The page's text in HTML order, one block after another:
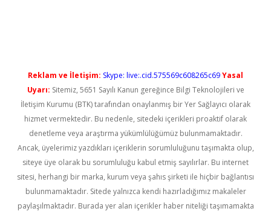
Reklam ve İletişim: Skype: live:.cid.575569c608265c69Yasal
Uyarı: Sitemiz, 5651 Sayılı Kanun gereğince Bilgi Teknolojileri ve
İletişim Kurumu (BTK) tarafından onaylanmış bir Yer Sağlayıcı olarak
hizmet vermektedir. Bu nedenle, sitedeki içerikleri proaktif olarak
denetleme veya araştırma yükümlülüğümüz bulunmamaktadır.
Ancak, üyelerimiz yazdıkları içeriklerin sorumluluğunu taşımakta olup,
siteye üye olarak bu sorumluluğu kabul etmiş sayılırlar. Bu internet
sitesi, herhangi bir marka, kurum veya şahıs şirketi ile hiçbir bağlantısı
bulunmamaktadır. Sitede yalnızca kendi hazırladığımız makaleler
paylaşılmaktadır. Burada yer alan içerikler haber niteliği taşımamakta